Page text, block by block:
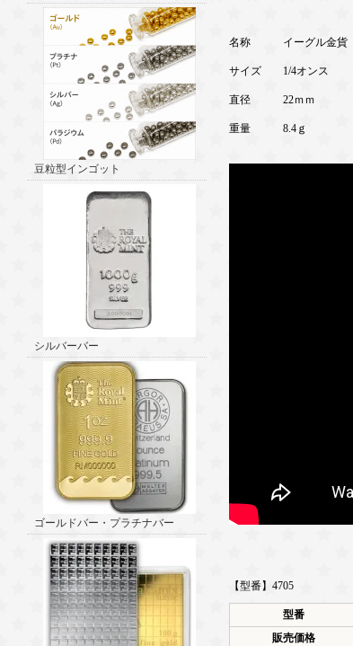
豆粒型インゴット
シルバーバー
ゴールドバー・プラチナバー
名称 イーグル金貨
サイズ 1/4オンス
直径 22ｍｍ
重量 8.4ｇ
【型番】4705
型番
販売価格